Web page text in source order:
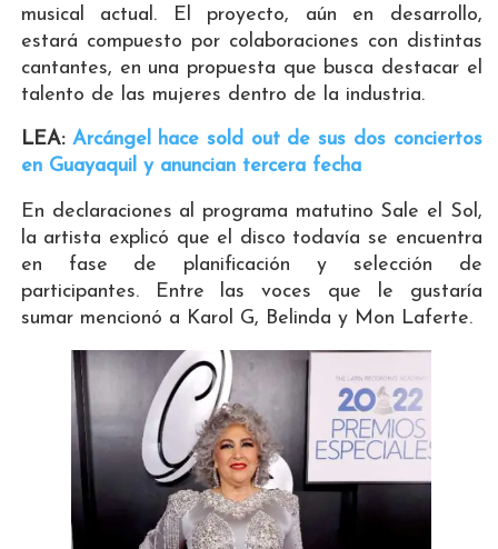
musical actual. El proyecto, aún en desarrollo,
estará compuesto por colaboraciones con distintas
cantantes, en una propuesta que busca destacar el
talento de las mujeres dentro de la industria.
LEA: Arcángel hace sold out de sus dos conciertos
en Guayaquil y anuncian tercera fecha
En declaraciones al programa matutino Sale el Sol,
la artista explicó que el disco todavía se encuentra
en fase de planificación y selección de
participantes. Entre las voces que le gustaría
sumar mencionó a Karol G, Belinda y Mon Laferte.